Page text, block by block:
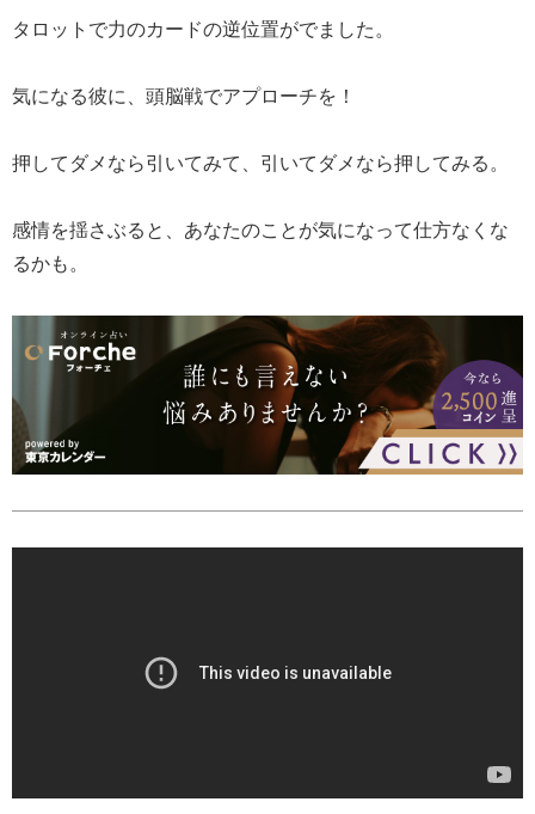
タロットで力のカードの逆位置がでました。
気になる彼に、頭脳戦でアプローチを！
押してダメなら引いてみて、引いてダメなら押してみる。
感情を揺さぶると、あなたのことが気になって仕方なくな
るかも。